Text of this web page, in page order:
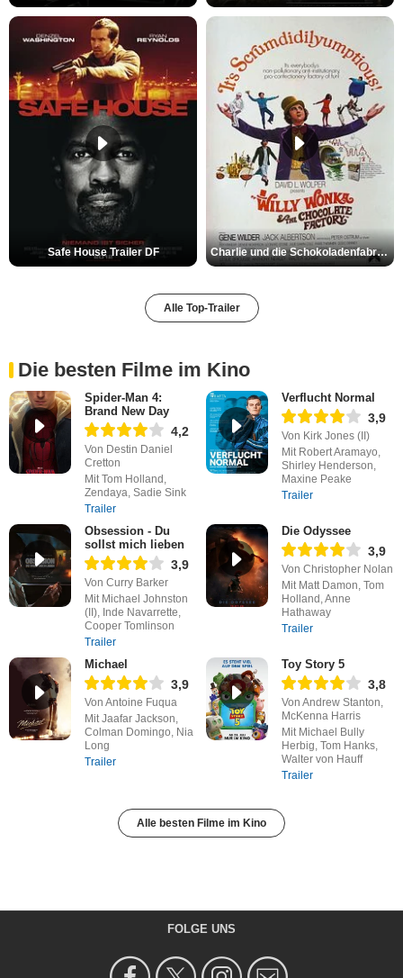
Safe House Trailer DF Charlie und die Schokoladenfabrik Trailer OV
Alle Top-Trailer
Die besten Filme im Kino
Spider-Man 4:
Brand New Day
4,2
Von Destin Daniel
Cretton
Mit Tom Holland,
Zendaya, Sadie Sink
Trailer
Verflucht Normal
3,9
Von Kirk Jones (II)
Mit Robert Aramayo,
Shirley Henderson,
Maxine Peake
Trailer
Obsession - Du
sollst mich lieben
3,9
Von Curry Barker
Mit Michael Johnston
(II), Inde Navarrette,
Cooper Tomlinson
Trailer
Die Odyssee
3,9
Von Christopher Nolan
Mit Matt Damon, Tom
Holland, Anne
Hathaway
Trailer
Michael
3,9
Von Antoine Fuqua
Mit Jaafar Jackson,
Colman Domingo, Nia
Long
Trailer
Toy Story 5
3,8
Von Andrew Stanton,
McKenna Harris
Mit Michael Bully
Herbig, Tom Hanks,
Walter von Hauff
Trailer
Alle besten Filme im Kino
FOLGE UNS